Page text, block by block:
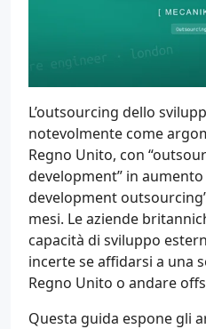
L’outsourcing dello
notevolmente come
Regno Unito, con
development” in
development
mesi. Le aziende
capacità di sviluppo
incerte se affidarsi a una
Regno Unito o andare
Questa guida espone gli